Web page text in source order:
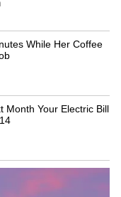
நாட்களாக
காரணமாக